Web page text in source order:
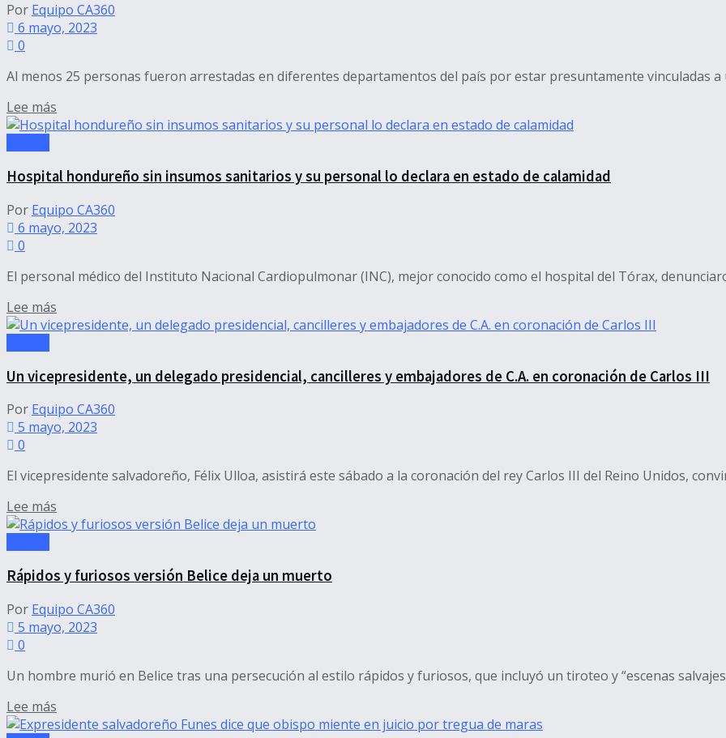
Por Equipo CA360
6 mayo, 2023
0
Al menos 25 personas fueron arrestadas en diferentes departamentos del país por estar presuntamente vinculadas a
Lee más
Hospital hondureño sin insumos sanitarios y su personal lo declara en estado de calamidad
Por Equipo CA360
6 mayo, 2023
0
El personal médico del Instituto Nacional Cardiopulmonar (INC), mejor conocido como el hospital del Tórax,
Lee más
Un vicepresidente, un delegado presidencial, cancilleres y embajadores de C.A. en coronación de Carlos III
Por Equipo CA360
5 mayo, 2023
0
El vicepresidente salvadoreño, Félix Ulloa, asistirá este sábado a la coronación del rey Carlos III del Reino Unidos,
Lee más
Rápidos y furiosos versión Belice deja un muerto
Por Equipo CA360
5 mayo, 2023
0
Un hombre murió en Belice tras una persecución al estilo rápidos y furiosos, que incluyó un tiroteo y “escenas
Lee más